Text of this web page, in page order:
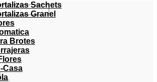
Sachets
Granel
Brotes
Casa